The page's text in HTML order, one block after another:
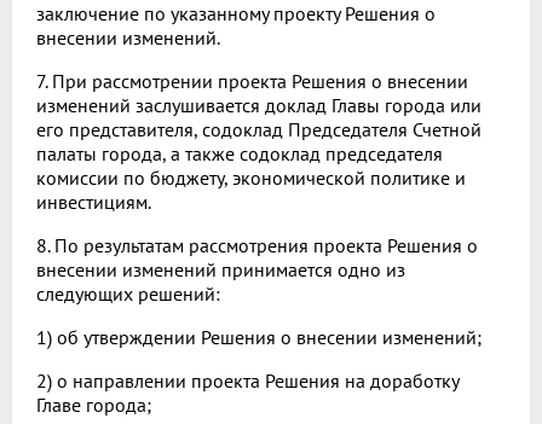
заключение по указанному проекту Решения о
внесении изменений.
7. При рассмотрении проекта Решения о внесении
изменений заслушивается доклад Главы города или
его представителя, содоклад Председателя Счетной
палаты города, а также содоклад председателя
комиссии по бюджету, экономической политике и
инвестициям.
8. По результатам рассмотрения проекта Решения о
внесении изменений принимается одно из
следующих решений:
1) об утверждении Решения о внесении изменений;
2) о направлении проекта Решения на доработку
Главе города;